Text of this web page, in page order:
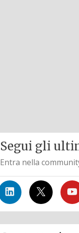
Segui gli
Entra nella